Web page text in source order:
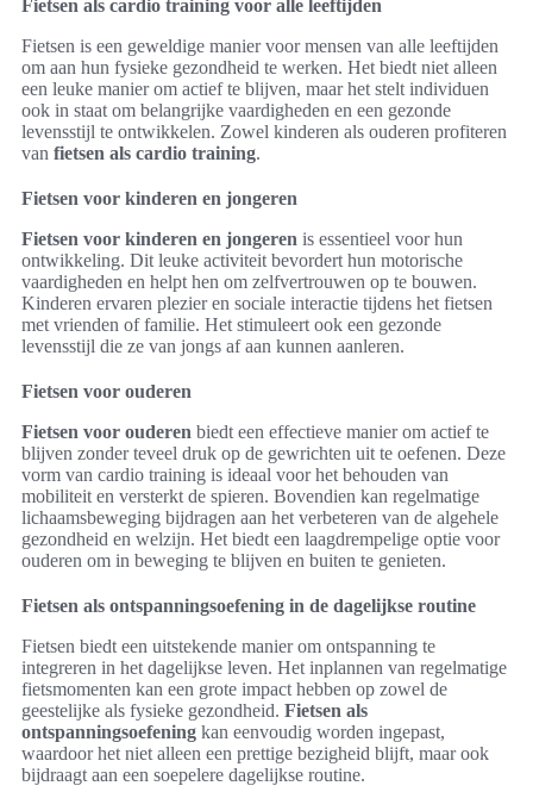
Fietsen als cardio training voor alle leeftijden
Fietsen is een geweldige manier voor mensen van alle leeftijden
om aan hun fysieke gezondheid te werken. Het biedt niet alleen
een leuke manier om actief te blijven, maar het stelt individuen
ook in staat om belangrijke vaardigheden en een gezonde
levensstijl te ontwikkelen. Zowel kinderen als ouderen profiteren
van fietsen als cardio training.
Fietsen voor kinderen en jongeren
Fietsen voor kinderen en jongeren is essentieel voor hun
ontwikkeling. Dit leuke activiteit bevordert hun motorische
vaardigheden en helpt hen om zelfvertrouwen op te bouwen.
Kinderen ervaren plezier en sociale interactie tijdens het fietsen
met vrienden of familie. Het stimuleert ook een gezonde
levensstijl die ze van jongs af aan kunnen aanleren.
Fietsen voor ouderen
Fietsen voor ouderen biedt een effectieve manier om actief te
blijven zonder teveel druk op de gewrichten uit te oefenen. Deze
vorm van cardio training is ideaal voor het behouden van
mobiliteit en versterkt de spieren. Bovendien kan regelmatige
lichaamsbeweging bijdragen aan het verbeteren van de algehele
gezondheid en welzijn. Het biedt een laagdrempelige optie voor
ouderen om in beweging te blijven en buiten te genieten.
Fietsen als ontspanningsoefening in de dagelijkse routine
Fietsen biedt een uitstekende manier om ontspanning te
integreren in het dagelijkse leven. Het inplannen van regelmatige
fietsmomenten kan een grote impact hebben op zowel de
geestelijke als fysieke gezondheid. Fietsen als
ontspanningsoefening kan eenvoudig worden ingepast,
waardoor het niet alleen een prettige bezigheid blijft, maar ook
bijdraagt aan een soepelere dagelijkse routine.